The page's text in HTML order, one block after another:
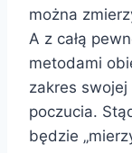
można
A z całą
metodami
zakres swojej
poczucia.
będzie